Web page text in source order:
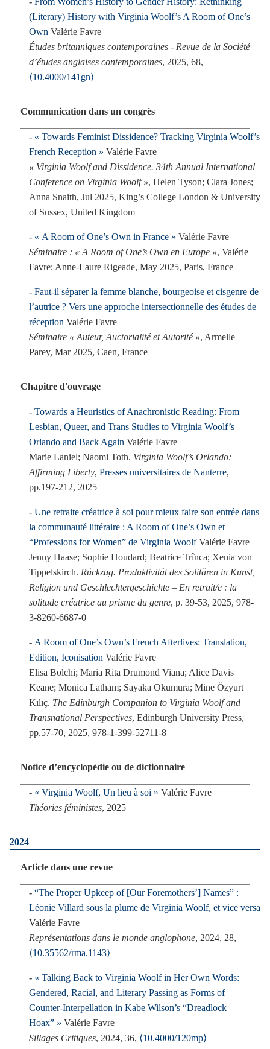
(Literary) History with Virginia Woolf’s A Room of One’s
Own Valérie Favre
Études britanniques contemporaines - Revue de la Société
dʼétudes anglaises contemporaines, 2025, 68,
⟨10.4000/141gn⟩
Communication dans un congrès
« Towards Feminist Dissidence? Tracking Virginia Woolf’s
French Reception » Valérie Favre
« Virginia Woolf and Dissidence. 34th Annual International
Conference on Virginia Woolf », Helen Tyson; Clara Jones;
Anna Snaith, Jul 2025, King’s College London & University
of Sussex, United Kingdom
« A Room of One’s Own in France » Valérie Favre
Séminaire : « A Room of One’s Own en Europe », Valérie
Favre; Anne-Laure Rigeade, May 2025, Paris, France
Faut-il séparer la femme blanche, bourgeoise et cisgenre de
l’autrice ? Vers une approche intersectionnelle des études de
réception Valérie Favre
Séminaire « Auteur, Auctorialité et Autorité », Armelle
Parey, Mar 2025, Caen, France
Chapitre d'ouvrage
Towards a Heuristics of Anachronistic Reading: From
Lesbian, Queer, and Trans Studies to Virginia Woolf’s
Orlando and Back Again Valérie Favre
Marie Laniel; Naomi Toth. Virginia Woolf’s Orlando:
Affirming Liberty, Presses universitaires de Nanterre,
pp.197-212, 2025
Une retraite créatrice à soi pour mieux faire son entrée dans
la communauté littéraire : A Room of One’s Own et
“Professions for Women” de Virginia Woolf Valérie Favre
Jenny Haase; Sophie Houdard; Beatrice Trînca; Xenia von
Tippelskirch. Rückzug. Produktivität des Solitären in Kunst,
Religion und Geschlechtergeschichte – En retrait/e : la
solitude créatrice au prisme du genre, p. 39-53, 2025, 978-
3-8260-6687-0
A Room of One’s Own’s French Afterlives: Translation,
Edition, Iconisation Valérie Favre
Elisa Bolchi; Maria Rita Drumond Viana; Alice Davis
Keane; Monica Latham; Sayaka Okumura; Mine Özyurt
Kılıç. The Edinburgh Companion to Virginia Woolf and
Transnational Perspectives, Edinburgh University Press,
pp.57-70, 2025, 978-1-399-52711-8
Notice d’encyclopédie ou de dictionnaire
« Virginia Woolf, Un lieu à soi » Valérie Favre
Théories féministes, 2025
2024
Article dans une revue
“The Proper Upkeep of [Our Foremothers’] Names” :
Léonie Villard sous la plume de Virginia Woolf, et vice versa
Valérie Favre
Représentations dans le monde anglophone, 2024, 28,
⟨10.35562/rma.1143⟩
« Talking Back to Virginia Woolf in Her Own Words:
Gendered, Racial, and Literary Passing as Forms of
Counter-Interpellation in Kabe Wilson’s “Dreadlock
Hoax” » Valérie Favre
Sillages Critiques, 2024, 36, ⟨10.4000/120mp⟩